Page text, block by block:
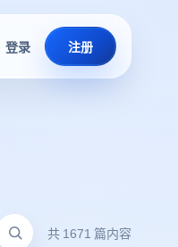
登录 注册
共 1671 篇内容